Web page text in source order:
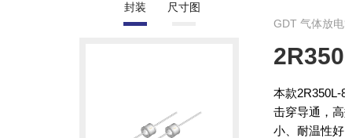
封装 尺寸图
GDT 气体放
本款
击穿导通，
小、耐温性